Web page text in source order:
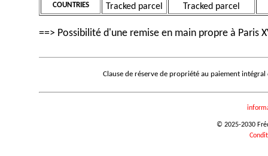
COUNTRIES
Tracked parcel
Tracked parcel
==> Possibilité d'une remise en main propre à Paris
Clause de réserve de propriété au paiement
© 2025-2030